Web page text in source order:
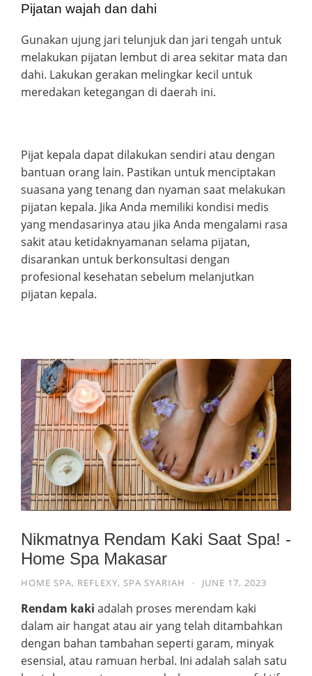
Pijatan wajah dan dahi
Gunakan ujung jari telunjuk dan jari tengah untuk
melakukan pijatan lembut di area sekitar mata dan
dahi. Lakukan gerakan melingkar kecil untuk
meredakan ketegangan di daerah ini.
Pijat kepala dapat dilakukan sendiri atau dengan
bantuan orang lain. Pastikan untuk menciptakan
suasana yang tenang dan nyaman saat melakukan
pijatan kepala. Jika Anda memiliki kondisi medis
yang mendasarinya atau jika Anda mengalami rasa
sakit atau ketidaknyamanan selama pijatan,
disarankan untuk berkonsultasi dengan
profesional kesehatan sebelum melanjutkan
pijatan kepala.
Nikmatnya Rendam Kaki Saat Spa! -
Home Spa Makasar
HOME SPA, REFLEXY, SPA SYARIAH · JUNE 17, 2023
Rendam kaki adalah proses merendam kaki
dalam air hangat atau air yang telah ditambahkan
dengan bahan tambahan seperti garam, minyak
esensial, atau ramuan herbal. Ini adalah salah satu